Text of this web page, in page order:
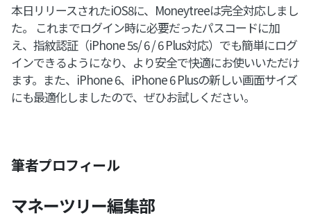
本日リリースされたiOS8に、Moneytreeは完全対応しまし
た。 これまでログイン時に必要だったパスコードに加
え、指紋認証（iPhone 5s/ 6 / 6 Plus対応）でも簡単にログ
インできるようになり、より安全で快適にお使いいただけ
ます。また、iPhone 6、iPhone 6 Plusの新しい画面サイズ
にも最適化しましたので、ぜひお試しください。
筆者プロフィール
マネーツリー編集部